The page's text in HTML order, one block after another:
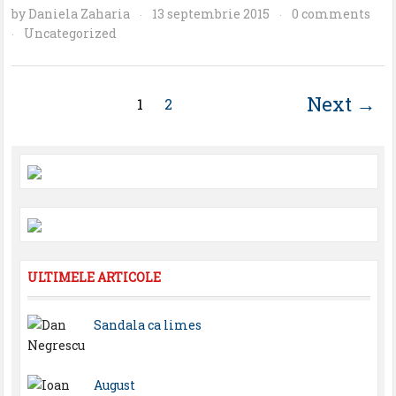
byDaniela Zaharia · 13 septembrie 2015 · 0 comments
· Uncategorized
1 2 Next →
ULTIMELE ARTICOLE
Sandala ca limes
August